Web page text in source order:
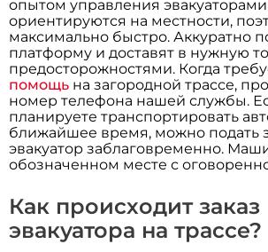
опытом управления
ориентируются на местности,
максимально быстро. Аккуратно
платформу и доставят в нужную
предосторожностями. Когда
помощь на загородной трассе,
номер телефона нашей службы.
планируете транспортировать
ближайшее время, можно подать
эвакуатор заблаговременно.
обозначенном месте с
Как происходит заказ
эвакуатора на трассе?